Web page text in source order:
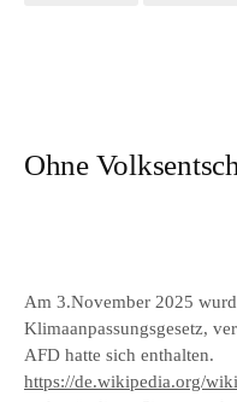
Ohne
Am 3.November 2025
Klimaanpassungsgesetz,
AFD hatte sich enthalten.
https://de.wikipedia.org/